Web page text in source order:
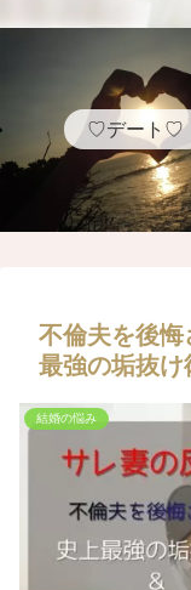
♡デート♡
不倫夫を後
最強の垢抜け
結婚の悩み